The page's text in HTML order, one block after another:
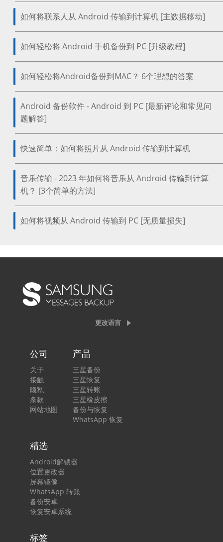
如何将联系人从 Android 传输到计算机 [主数据移动]
如何轻松将 Android 手机备份到 PC [升级教程]
如何轻松将Android备份到MAC？ 6个理想的答案
Android 备份软件 - Android 到 PC [最新评论和常见问
题解答]
快速简单：如何将照片从 Android 传输到计算机
音乐传输 - 2023 年如何将音乐从 Android 传输到计算
机？ [3个简单的方法]
如何将视频从 Android 传输到 PC [无质量损失]
更改语言
公司
关于
接触
隐私
条款
网站地图
产品
三星备份
三星恢复
三星转账
三星橡皮擦
备份与恢复
WhatsApp 恢复
精选
Android解锁器
位置更改器
屏幕镜像
WhatsApp 转账
备份安卓
恢复安卓系统
标签